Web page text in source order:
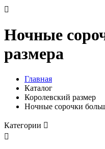

Ночные
размера
Главная
Каталог
Королевский размер
Ночные сорочки
Категории 
